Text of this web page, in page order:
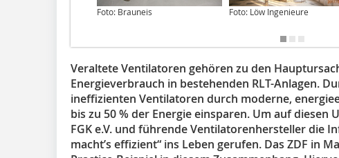
Foto: Brauneis Foto: Löw Ingenieure
Veraltete Ventilatoren gehören zu den
Energieverbrauch in bestehenden RLT-Anlagen.
ineffizienten Ventilatoren durch moderne,
bis zu 50 % der Energie einsparen. Um auf diesen
FGK e.V. und führende Ventilatorenhersteller die
macht’s effizient“ ins Leben gerufen. Das ZDF in